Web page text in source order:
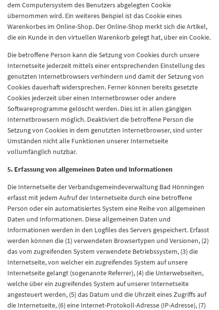
dem Computersystem des Benutzers abgelegten Cookie
übernommen wird. Ein weiteres Beispiel ist das Cookie eines
Warenkorbes im Online-Shop. Der Online-Shop merkt sich die Artikel,
die ein Kunde in den virtuellen Warenkorb gelegt hat, über ein Cookie.
Die betroffene Person kann die Setzung von Cookies durch unsere
Internetseite jederzeit mittels einer entsprechenden Einstellung des
genutzten Internetbrowsers verhindern und damit der Setzung von
Cookies dauerhaft widersprechen. Ferner können bereits gesetzte
Cookies jederzeit über einen Internetbrowser oder andere
Softwareprogramme gelöscht werden. Dies ist in allen gängigen
Internetbrowsern möglich. Deaktiviert die betroffene Person die
Setzung von Cookies in dem genutzten Internetbrowser, sind unter
Umständen nicht alle Funktionen unserer Internetseite
vollumfänglich nutzbar.
5. Erfassung von allgemeinen Daten und Informationen
Die Internetseite der Verbandsgemeindeverwaltung Bad Hönningen
erfasst mit jedem Aufruf der Internetseite durch eine betroffene
Person oder ein automatisiertes System eine Reihe von allgemeinen
Daten und Informationen. Diese allgemeinen Daten und
Informationen werden in den Logfiles des Servers gespeichert. Erfasst
werden können die (1) verwendeten Browsertypen und Versionen, (2)
das vom zugreifenden System verwendete Betriebssystem, (3) die
Internetseite, von welcher ein zugreifendes System auf unsere
Internetseite gelangt (sogenannte Referrer), (4) die Unterwebseiten,
welche über ein zugreifendes System auf unserer Internetseite
angesteuert werden, (5) das Datum und die Uhrzeit eines Zugriffs auf
die Internetseite, (6) eine Internet-Protokoll-Adresse (IP-Adresse), (7)